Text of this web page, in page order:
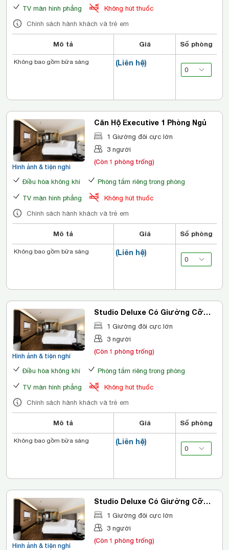
TV màn hình phẳng
Không hút thuốc
Chính sách hành khách và trẻ em
Mô tả Giá Số phòng
(Liên hệ)
Không bao gồm bữa sáng
Hình ảnh & tiện nghi
Căn Hộ Executive 1 Phòng Ngủ
1 Giường đôi cực lớn
3 người
(Còn 1 phòng trống)
Điều hòa không khí Phòng tắm riêng trong phòng
TV màn hình phẳng
Không hút thuốc
Chính sách hành khách và trẻ em
Mô tả Giá Số phòng
(Liên hệ)
Không bao gồm bữa sáng
Hình ảnh & tiện nghi
Studio Deluxe Có Giường Cỡ
King1 Giường đôi cực lớn
3 người
(Còn 1 phòng trống)
Điều hòa không khí Phòng tắm riêng trong phòng
TV màn hình phẳng
Không hút thuốc
Chính sách hành khách và trẻ em
Mô tả Giá Số phòng
(Liên hệ)
Không bao gồm bữa sáng
Hình ảnh & tiện nghi
Studio Deluxe Có Giường Cỡ
King1 Giường đôi cực lớn
3 người
(Còn 1 phòng trống)